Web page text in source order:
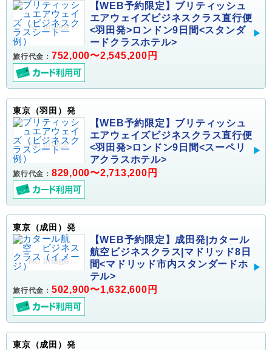
【WEB予約限定】ブリティッシュ
エアウェイズビジネスクラス直行便
<羽田発>ロンドン9日間<スタンダ
ードクラスホテル>
旅行代金： 752,000〜2,545,200円
東京（羽田）発
【WEB予約限定】ブリティッシュ
エアウェイズビジネスクラス直行便
<羽田発>ロンドン9日間<スーペリ
アクラスホテル>
旅行代金： 829,000〜2,713,200円
東京（成田）発
【WEB予約限定】成田発|カタール
航空ビジネスクラス|マドリッド8日
間<マドリッド市内スタンダードホ
テル>
旅行代金： 502,900〜1,632,600円
東京（成田）発